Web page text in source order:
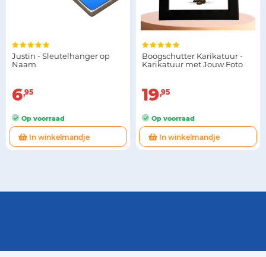
Justin - Sleutelhanger op
Naam
6 95
Op voorraad
In winkelmandje
Boogschutter Karikatuur -
Karikatuur met Jouw Foto
19 95
Op voorraad
In winkelmandje